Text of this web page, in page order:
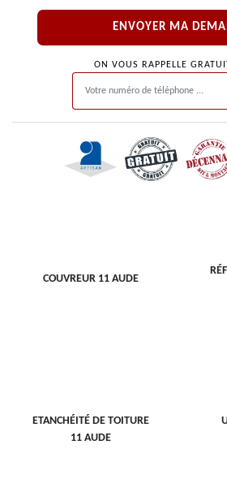
ON VOUS RAPPELLE
COUVREUR 11 AUDE
ETANCHÉITÉ DE TOITURE
11 AUDE